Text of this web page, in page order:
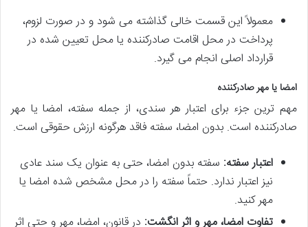
معمولاً این قسمت خالی گذاشته می شود و در صورت لزوم،
پرداخت در محل اقامت صادرکننده یا محل تعیین شده در
قرارداد اصلی انجام می گیرد.
امضا یا مهر صادرکننده
مهم ترین جزء برای اعتبار هر سندی، از جمله سفته، امضا یا مهر
صادرکننده است. بدون امضا، سفته فاقد هرگونه ارزش حقوقی است.
اعتبار سفته: سفته بدون امضا، حتی به عنوان یک سند عادی
نیز اعتبار ندارد. حتماً سفته را در محل مشخص شده امضا یا
مهر کنید.
تفاوت امضا، مهر و اثر انگشت: در قانون، امضا، مهر و حتی اثر